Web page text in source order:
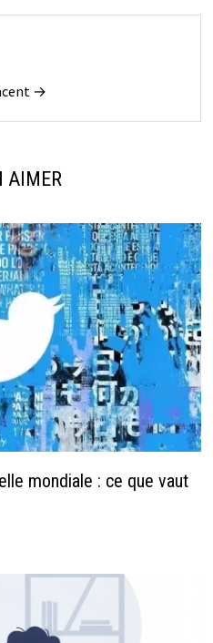
→
AIMER
mondiale : ce que vaut